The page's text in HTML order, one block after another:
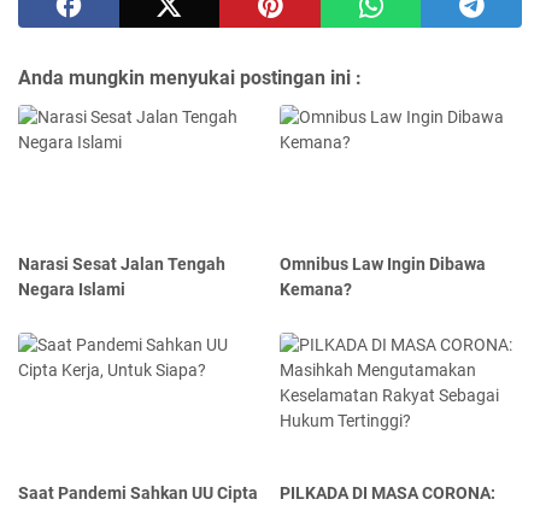
Anda mungkin menyukai postingan ini :
Narasi Sesat Jalan Tengah
Negara Islami
Omnibus Law Ingin Dibawa
Kemana?
Saat Pandemi Sahkan UU Cipta
PILKADA DI MASA CORONA: